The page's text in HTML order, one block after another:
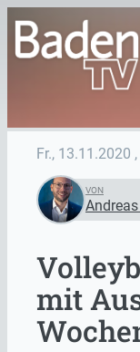
Fr., 13.11.2020
VON
mit